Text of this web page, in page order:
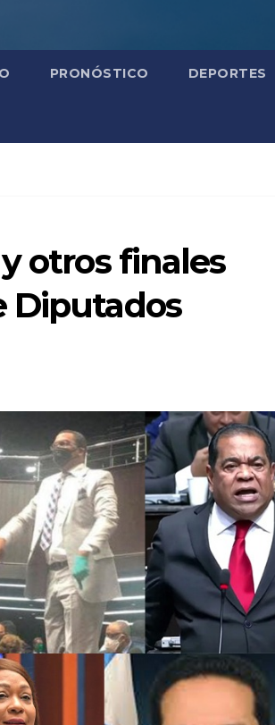
PRONÓSTICO DEPORTES
otros finales
Diputados